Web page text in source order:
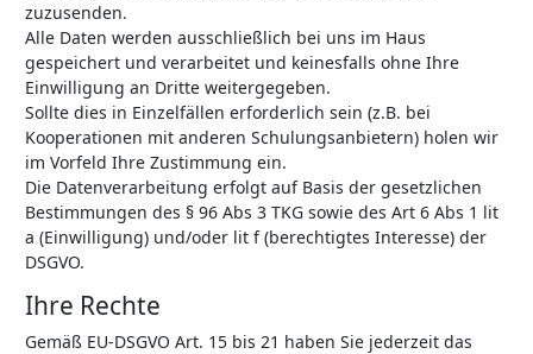
zuzusenden.
Alle Daten werden ausschließlich bei uns im Haus
gespeichert und verarbeitet und keinesfalls ohne Ihre
Einwilligung an Dritte weitergegeben.
Sollte dies in Einzelfällen erforderlich sein (z.B. bei
Kooperationen mit anderen Schulungsanbietern) holen wir
im Vorfeld Ihre Zustimmung ein.
Die Datenverarbeitung erfolgt auf Basis der gesetzlichen
Bestimmungen des § 96 Abs 3 TKG sowie des Art 6 Abs 1 lit
a (Einwilligung) und/oder lit f (berechtigtes Interesse) der
DSGVO.
Ihre Rechte
Gemäß EU-DSGVO Art. 15 bis 21 haben Sie jederzeit das